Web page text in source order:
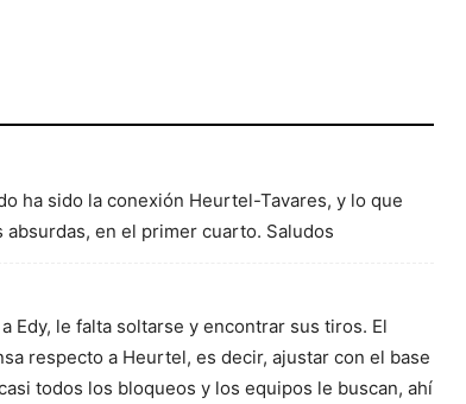
ha sido la conexión Heurtel-Tavares, y lo que
en el primer cuarto. Saludos
Edy, le falta soltarse y encontrar sus tiros. El
respecto a Heurtel, es decir, ajustar con el base
todos los bloqueos y los equipos le buscan, ahí